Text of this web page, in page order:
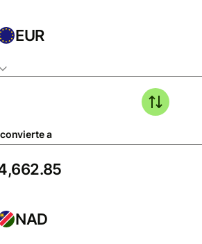
EUR
a
NAD